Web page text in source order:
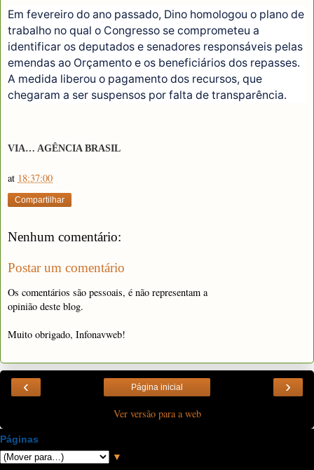
Em fevereiro do ano passado, Dino homologou o plano de
trabalho no qual o Congresso se comprometeu a
identificar os deputados e senadores responsáveis pelas
emendas ao Orçamento e os beneficiários dos repasses.
A medida liberou o pagamento dos recursos, que
chegaram a ser suspensos por falta de transparência.
VIA… AGÊNCIA BRASIL
at 18:37:00
Compartilhar
Nenhum comentário:
Postar um comentário
Os comentários são pessoais, é não representam a
opinião deste blog.
Muito obrigado, Infonavweb!
‹ ›
Página inicial
Ver versão para a web
Páginas
▼